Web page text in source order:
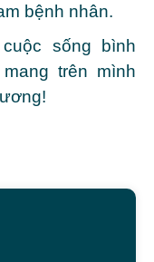
bệnh nhân.
sống bình
trên mình